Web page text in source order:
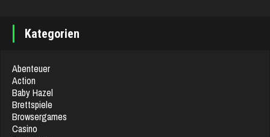
Kategorien
Abenteuer
Action
Baby Hazel
Brettspiele
Browsergames
Casino